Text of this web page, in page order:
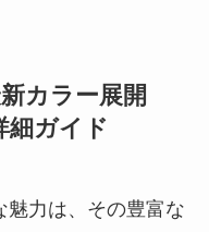
カラー展開
細ガイド
魅力は、その豊富な